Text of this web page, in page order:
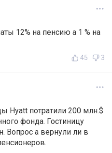
12% на пенсию а 1 % на
45 3
Hyatt потратили 200 млн.$
фонда. Гостиницу
Вопрос а вернули ли в